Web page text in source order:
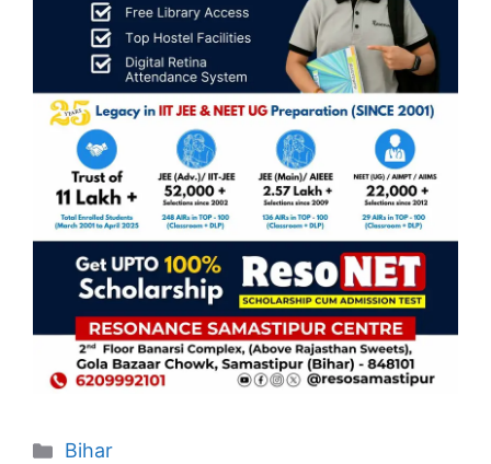
Categories
Bihar